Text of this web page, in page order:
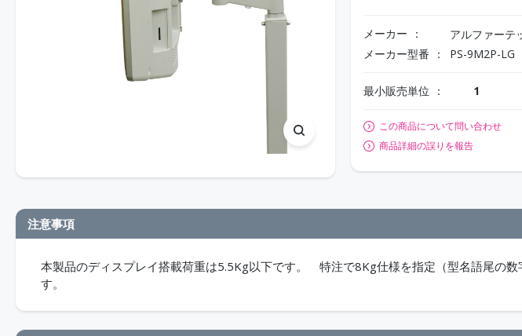
メーカー アルファーテ
メーカー型番 PS-9M2P-LG
最小販売単位 1
この商品について問い合わせ
商品詳細の誤りを報告
注意事項
本製品のディスプレイ搭載荷重は5.5Kg以下です。 特注で8Kg仕様を指定（型名語尾の数
す。